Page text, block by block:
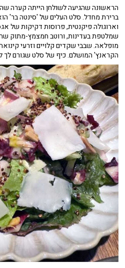
הראשונה שהגיעה לשולחן הייתה קערה
ברירת מחדל. סלט העלים של 'סינטה בר'
וארוגולה פיקנטית, פרוסות דקיקות של
שמלטפת בעדינות, ורוטב חמצמץ-מתוק
מופלאה. שבבי שקדים קלויים וזרעי
הקראנץ' המושלם. כיף של סלט שגורם לך